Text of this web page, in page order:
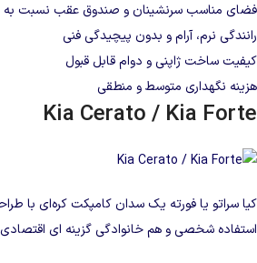
فضای مناسب سرنشینان و صندوق عقب نسبت به
رانندگی نرم، آرام و بدون پیچیدگی فنی
کیفیت ساخت ژاپنی و دوام قابل‌ قبول
هزینه نگهداری متوسط و منطقی
Kia Cerato / Kia Forte
کیا سراتو یا فورته یک سدان کامپکت کره‌ای با
استفاده شخصی و هم خانوادگی گزینه‌ ای اقتصادی